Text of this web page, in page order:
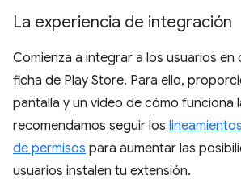
La experiencia de integración
Comienza a integrar a los usuarios en
ficha de Play Store. Para ello,
pantalla y un video de cómo funciona
recomendamos seguir los
de permisos para aumentar las
usuarios instalen tu extensión.